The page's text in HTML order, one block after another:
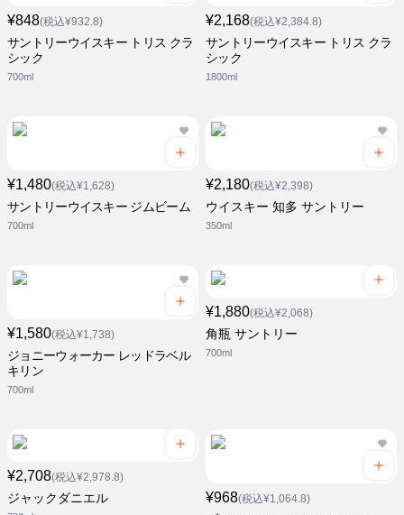
¥848(税込¥932.8)
サントリーウイスキー トリス クラ
シック
700ml
¥2,168(税込¥2,384.8)
サントリーウイスキー トリス クラ
シック
1800ml
¥1,480(税込¥1,628)
サントリーウイスキー ジムビーム
700ml
¥2,180(税込¥2,398)
ウイスキー 知多 サントリー
350ml
¥1,580(税込¥1,738)
ジョニーウォーカー レッドラベル
キリン
700ml
¥1,880(税込¥2,068)
角瓶 サントリー
700ml
¥2,708(税込¥2,978.8)
ジャックダニエル ¥968(税込¥1,064.8)